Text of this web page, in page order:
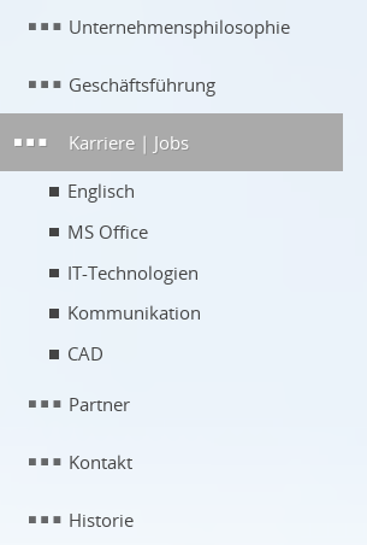
Unternehmensphilosophie
Geschäftsführung
Karriere | Jobs
Englisch
MS Office
IT-Technologien
Kommunikation
CAD
Partner
Kontakt
Historie